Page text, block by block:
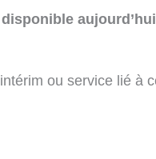
ou service lié à